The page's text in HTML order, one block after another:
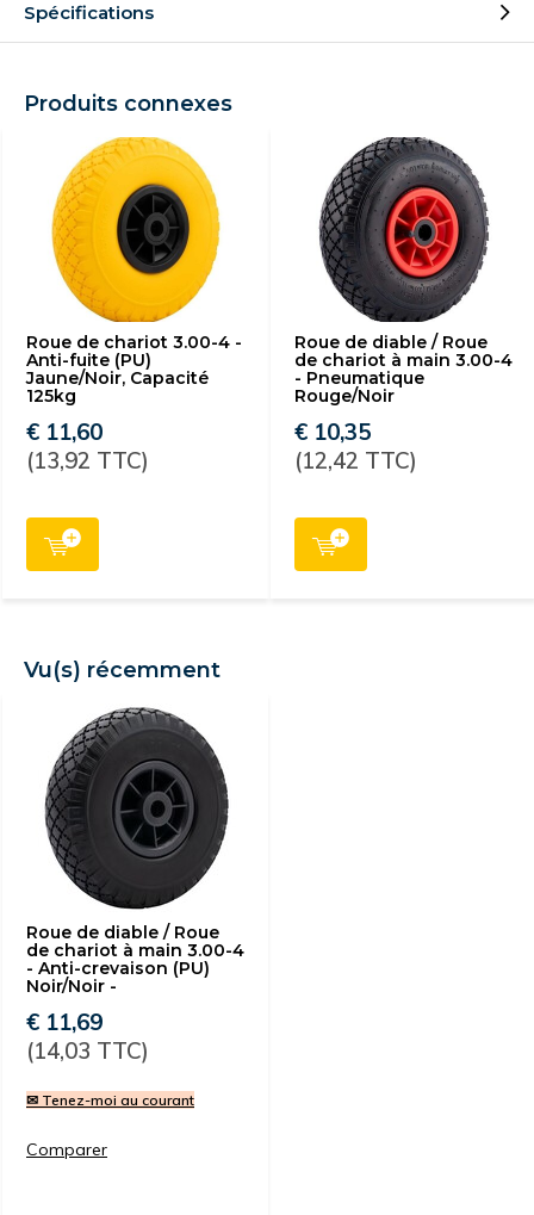
Spécifications
Produits connexes
Roue de chariot 3.00-4 -
Anti-fuite (PU)
Jaune/Noir, Capacité
125kg
€ 11,60
(13,92 TTC)
Roue de diable / Roue
de chariot à main 3.00-4
- Pneumatique
Rouge/Noir
€ 10,35
(12,42 TTC)
Vu(s) récemment
Roue de diable / Roue
de chariot à main 3.00-4
- Anti-crevaison (PU)
Noir/Noir -
€ 11,69
(14,03 TTC)
✉ Tenez-moi au courant
Comparer